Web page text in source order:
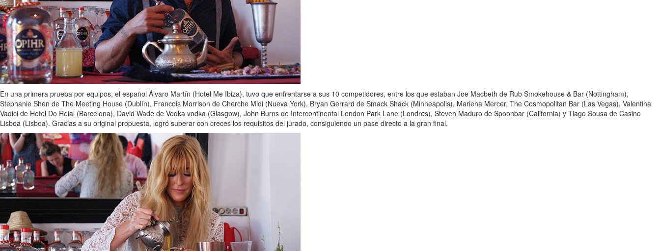
En una primera prueba por equipos, el español Álvaro Martín (Hotel Me Ibiza), tuvo que enfrentarse a sus 10 competidores, entre los que estaban Joe Macbeth de Rub Smokehouse & Bar (Nottingham),
Stephanie Shen de The Meeting House (Dublín), Francois Morrison de Cherche Midi (Nueva York), Bryan Gerrard de Smack Shack (Minneapolis), Mariena Mercer, The Cosmopolitan Bar (Las Vegas), Valentina
Vadici de Hotel Do Reial (Barcelona), David Wade de Vodka vodka (Glasgow), John Burns de Intercontinental London Park Lane (Londres), Steven Maduro de Spoonbar (California) y Tiago Sousa de Casino
Lisboa (Lisboa). Gracias a su original propuesta, logró superar con creces los requisitos del jurado, consiguiendo un pase directo a la gran final.